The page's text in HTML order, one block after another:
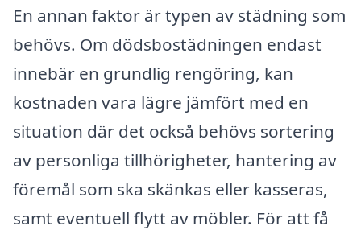
En annan faktor är typen av städning som
behövs. Om dödsbostädningen endast
innebär en grundlig rengöring, kan
kostnaden vara lägre jämfört med en
situation där det också behövs sortering
av personliga tillhörigheter, hantering av
föremål som ska skänkas eller kasseras,
samt eventuell flytt av möbler. För att få